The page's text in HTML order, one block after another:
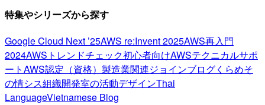
特集やシリーズから探す
Google Cloud Next ’25AWS re:Invent 2025AWS再入門
2024AWSトレンドチェック初心者向けAWSテクニカルサポ
ートAWS認定（資格） 製造業関連ジョインブログくらめそ
の情シス組織開発室の活動デザインThai
LanguageVietnamese Blog